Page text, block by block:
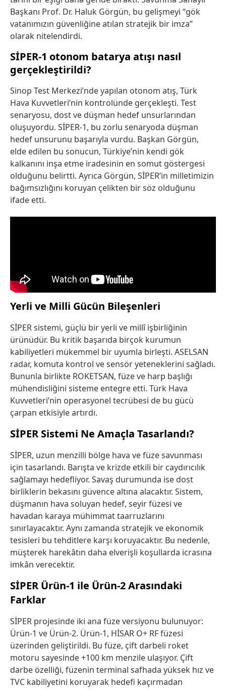
Başkanı Prof. Dr. Haluk Görgün, bu gelişmeyi “gök
vatanımızın güvenliğine atılan stratejik bir imza”
olarak nitelendirdi.
SİPER-1 otonom batarya atışı nasıl
gerçekleştirildi?
Sinop Test Merkezi’nde yapılan otonom atış, Türk
Hava Kuvvetleri’nin kontrolünde gerçekleşti. Test
senaryosu, dost ve düşman hedef unsurlarından
oluşuyordu. SİPER-1, bu zorlu senaryoda düşman
hedef unsurunu başarıyla vurdu. Başkan Görgün,
elde edilen bu sonucun, Türkiye’nin kendi gök
kalkanını inşa etme iradesinin en somut göstergesi
olduğunu belirtti. Ayrıca Görgün, SİPER’in milletimizin
bağımsızlığını koruyan çelikten bir söz olduğunu
ifade etti.
Yerli ve Milli Gücün Bileşenleri
SİPER sistemi, güçlü bir yerli ve millî işbirliğinin
ürünüdür. Bu kritik başarıda birçok kurumun
kabiliyetleri mükemmel bir uyumla birleşti. ASELSAN
radar, komuta kontrol ve sensör yeteneklerini sağladı.
Bununla birlikte ROKETSAN, füze ve harp başlığı
mühendisliğini sisteme entegre etti. Türk Hava
Kuvvetleri’nin operasyonel tecrübesi de bu gücü
çarpan etkisiyle artırdı.
SİPER Sistemi Ne Amaçla Tasarlandı?
SİPER, uzun menzilli bölge hava ve füze savunması
için tasarlandı. Barışta ve krizde etkili bir caydırıcılık
sağlamayı hedefliyor. Savaş durumunda ise dost
birliklerin bekasını güvence altına alacaktır. Sistem,
düşmanın hava soluyan hedef, seyir füzesi ve
havadan karaya mühimmat taarruzlarını
sınırlayacaktır. Aynı zamanda stratejik ve ekonomik
tesisleri bu tehditlere karşı koruyacaktır. Bu nedenle,
müşterek harekâtın daha elverişli koşullarda icrasına
imkân verecektir.
SİPER Ürün-1 ile Ürün-2 Arasındaki
Farklar
SİPER projesinde iki ana füze versiyonu bulunuyor:
Ürün-1 ve Ürün-2. Ürün-1, HİSAR O+ RF füzesi
üzerinden geliştirildi. Bu füze, çift darbeli roket
motoru sayesinde +100 km menzile ulaşıyor. Çift
darbe özelliği, füzenin terminal safhada yüksek hız ve
TVC kabiliyetini koruyarak hedefi kaçırmadan